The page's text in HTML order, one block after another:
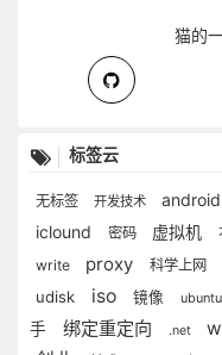
猫的
标签云
无标签 开发技术 android
iclound
密码 虚拟机
write proxy 科学上网
udisk iso 镜像 ubuntu
手
绑定重定向 .net